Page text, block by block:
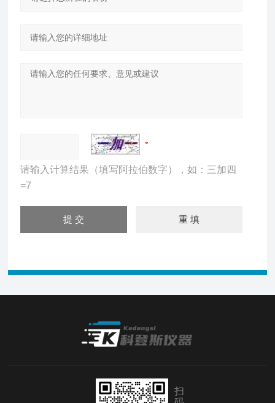
请输入计算结果（填写阿拉伯数字），如：三加四
=7
扫